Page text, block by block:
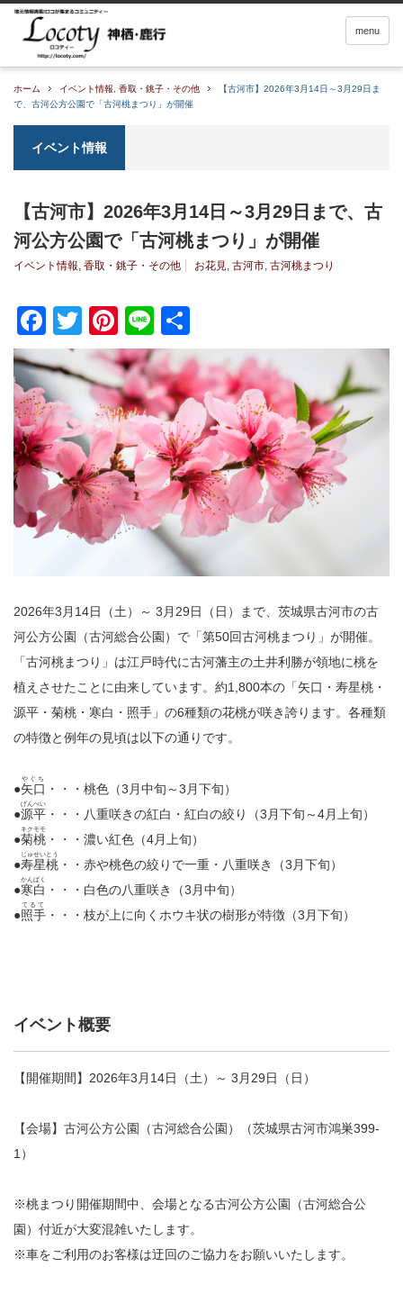
menu
ホーム イベント情報 香取・銚子・その他
【古河市】2026年3月14日～3月29日ま
で、古河公方公園で「古河桃まつり」が開催
イベント情報
【古河市】2026年3月14日～3月29日まで、古
河公方公園で「古河桃まつり」が開催
イベント情報, 香取・銚子・その他 お花見, 古河市, 古河桃まつり
Facebook
TwitterPinterest
Line
有
2026年3月14日（土）～ 3月29日（日）まで、茨城県古河市の古
河公方公園（古河総合公園）で「第50回古河桃まつり」が開催。
「古河桃まつり」は江戸時代に古河藩主の土井利勝が領地に桃を
植えさせたことに由来しています。約1,800本の「矢口・寿星桃・
源平・菊桃・寒白・照手」の6種類の花桃が咲き誇ります。各種類
の特徴と例年の見頃は以下の通りです。
●矢口
やぐち
・・・桃色（3月中旬～3月下旬）
●源平
げんぺい
・・・八重咲きの紅白・紅白の絞り（3月下旬～4月上旬）
●菊桃
キクモモ
・・・濃い紅色（4月上旬）
●寿星桃
じゅせいとう
・・赤や桃色の絞りで一重・八重咲き（3月下旬）
●寒白
かんぱく
・・・白色の八重咲き（3月中旬）
●照手
てるて
・・・枝が上に向くホウキ状の樹形が特徴（3月下旬）
イベント概要
【開催期間】2026年3月14日（土）～ 3月29日（日）
【会場】古河公方公園（古河総合公園）（茨城県古河市鴻巣399-
1）
※桃まつり開催期間中、会場となる古河公方公園（古河総合公
園）付近が大変混雑いたします。
※車をご利用のお客様は迂回のご協力をお願いいたします。